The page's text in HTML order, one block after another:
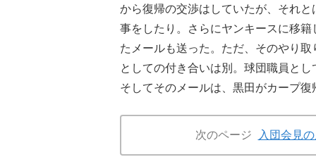
から復帰の交渉はしていたが、それ
事をしたり。さらにヤンキースに移
たメールも送った。ただ、そのやり
としての付き合いは別。球団職員と
そしてそのメールは、黒田がカープ
次のページ 入団会見